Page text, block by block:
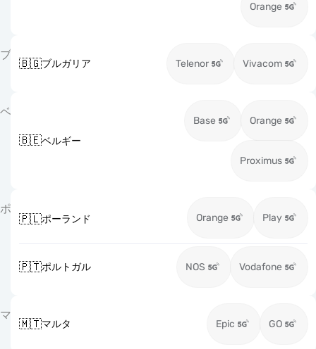
Orange
ブ
🇧🇬ブルガリア Telenor Vivacom
ベ
🇧🇪ベルギー
Base Orange
Proximus
ポ
🇵🇱ポーランド Orange Play
🇵🇹ポルトガル NOS Vodafone
マ
🇲🇹マルタ Epic GO